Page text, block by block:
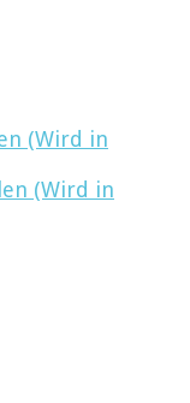
(Wird in
(Wird in